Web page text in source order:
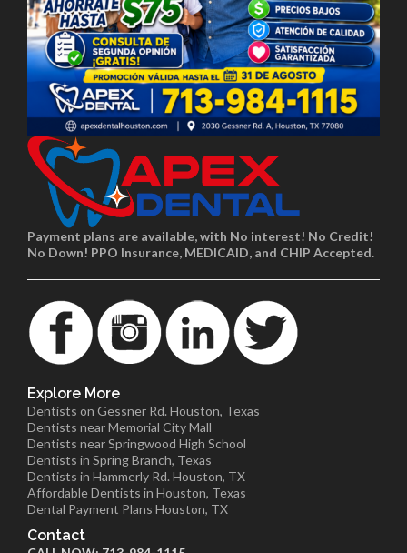
Payment plans are available, with No interest! No Credit!
No Down! PPO Insurance, MEDICAID, and CHIP Accepted.
Explore More
Dentists on Gessner Rd. Houston, Texas
Dentists near Memorial City Mall
Dentists near Springwood High School
Dentists in Spring Branch, Texas
Dentists in Hammerly Rd. Houston, TX
Affordable Dentists in Houston, Texas
Dental Payment Plans Houston, TX
Contact